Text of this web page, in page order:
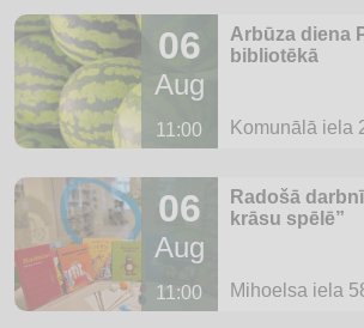
06
Aug
11:00
Arbūza diena
bibliotēkā
Komunālā iela
06
Aug
11:00
Radošā
krāsu spēlē”
Mihoelsa iela